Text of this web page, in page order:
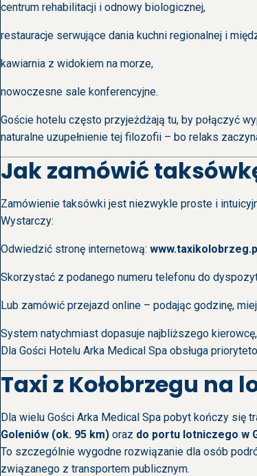
centrum rehabilitacji i odnowy biologicznej,
restauracje serwujące dania kuchni regionalnej i
kawiarnia z widokiem na morze,
nowoczesne sale konferencyjne.
Goście hotelu często przyjeżdżają tu, by połączyć
naturalne uzupełnienie tej filozofii – bo relaks
Jak zamówić
Zamówienie taksówki jest niezwykle proste i
Wystarczy:
Odwiedzić stronę internetową:
Skorzystać z podanego numeru telefonu do
Lub zamówić przejazd online – podając godzinę,
System natychmiast dopasuje najbliższego
Dla Gości Hotelu Arka Medical Spa obsługa
Taxi z Kołobrzegu na
Dla wielu Gości Arka Medical Spa pobyt kończy się
Goleniów (ok. 95 km) oraz do portu lotniczego w
To szczególnie wygodne rozwiązanie dla osób
związanego z transportem publicznym.